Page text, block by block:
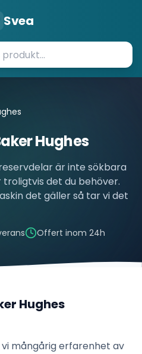
Svea
Hughes
är inte sökbara
det du behöver.
det gäller så tar vi det
Offert inom 24h
Hughes
vi mångårig erfarenhet av